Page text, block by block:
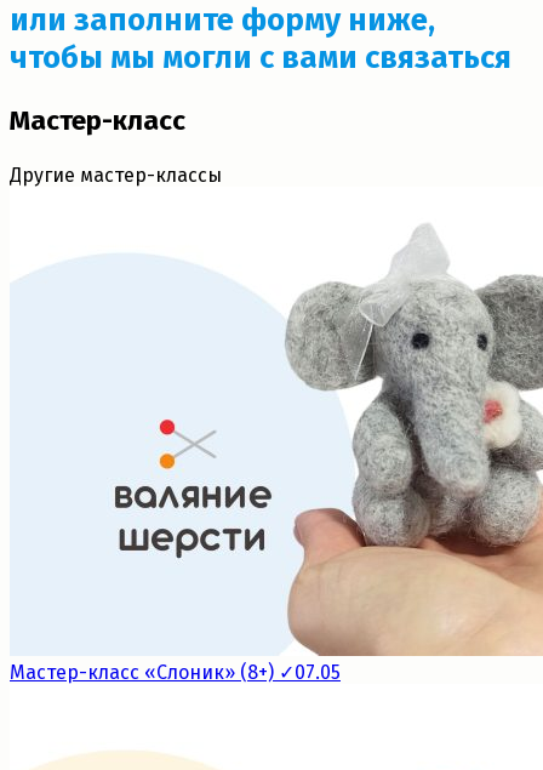
или заполните форму ниже,
чтобы мы могли с вами связаться
Мастер-класс
Другие мастер-классы
Мастер-класс «Слоник» (8+) ✓07.05